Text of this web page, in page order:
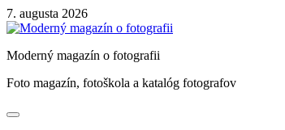
Skip
to
7. augusta 2026
Moderný magazín o fotografii
Foto magazín, fotoškola a katalóg fotografov